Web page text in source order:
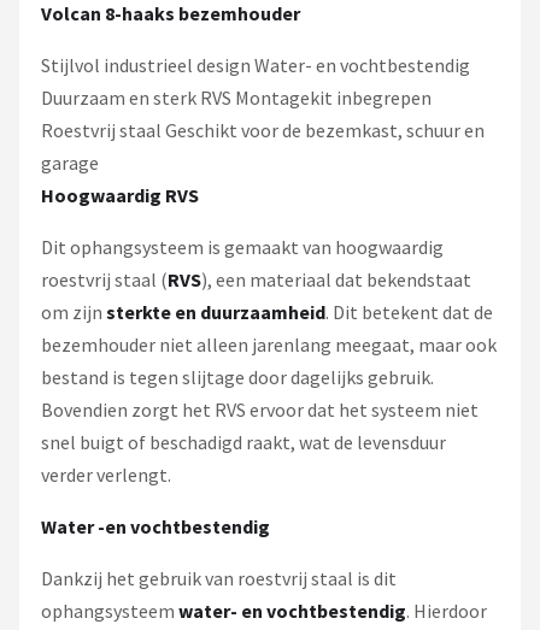
Volcan 8-haaks bezemhouder
Stijlvol industrieel design Water- en vochtbestendig
Duurzaam en sterk RVS Montagekit inbegrepen
Roestvrij staal Geschikt voor de bezemkast, schuur en
garage
Hoogwaardig RVS
Dit ophangsysteem is gemaakt van hoogwaardig
roestvrij staal (RVS), een materiaal dat bekendstaat
om zijn sterkte en duurzaamheid. Dit betekent dat de
bezemhouder niet alleen jarenlang meegaat, maar ook
bestand is tegen slijtage door dagelijks gebruik.
Bovendien zorgt het RVS ervoor dat het systeem niet
snel buigt of beschadigd raakt, wat de levensduur
verder verlengt.
Water -en vochtbestendig
Dankzij het gebruik van roestvrij staal is dit
ophangsysteem water- en vochtbestendig. Hierdoor